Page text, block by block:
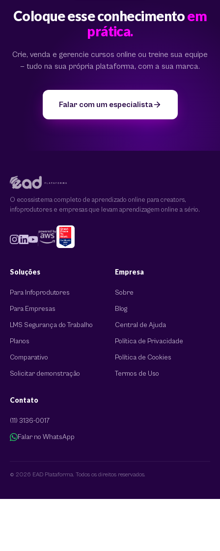
Coloque esse conhecimentoem
prática.
Crie, venda e gerencie cursos online ou treine sua equipe
— tudo na sua própria plataforma, com a sua marca.
Falar com um especialista
O ecossistema completo de aprendizado online para creators,
infoprodutores e empresas que levam aprendizagem online a sério.
Soluções
Para Infoprodutores
Para Empresas
LMS Segurança do Trabalho
Planos
Comparativo
Solicitar demonstração
Empresa
Sobre
Blog
Central de Ajuda
Política de Privacidade
Política de Cookies
Termos de Uso
Contato
(11) 3136-0017
Falar no WhatsApp
© 2026 EAD Plataforma. Todos os direitos reservados.